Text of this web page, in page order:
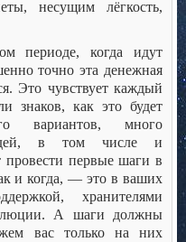
несущим лёгкость,
периоде, когда идут
точно эта денежная
Это чувствует каждый
знаков, как это будет
вариантов, много
в том числе и
первые шаги в
и когда, — это в ваших
хранителями
А шаги должны
вас только на них